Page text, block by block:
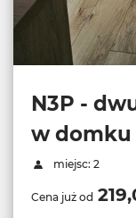
N3P -
w domku
miejsc: 2
Cena już od